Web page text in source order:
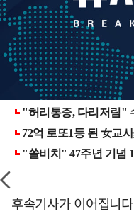
후속기사가 이어집니다